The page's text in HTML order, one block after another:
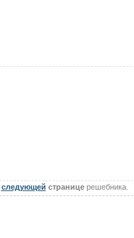
следующей страницерешебника.